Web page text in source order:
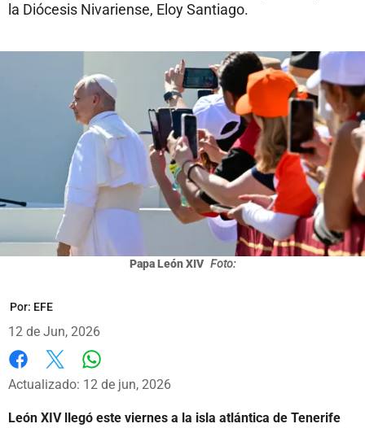
la Diócesis Nivariense, Eloy Santiago.
Papa León XIV Foto:
Por: EFE
12 de Jun, 2026
Facebook
X
Actualizado: 12 de jun, 2026
León XIV llegó este viernes a la isla atlántica de Tenerife